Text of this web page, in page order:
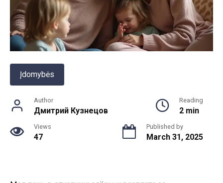
Įdomybės
Author
Дмитрий Кузнецов
Reading
2 min
Views
47
Published by
March 31, 2025